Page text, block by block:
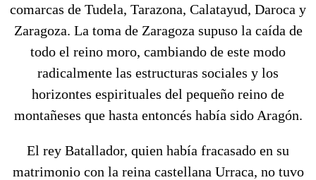
comarcas de Tudela, Tarazona, Calatayud, Daroca y
Zaragoza. La toma de Zaragoza supuso la caída de
todo el reino moro, cambiando de este modo
radicalmente las estructuras sociales y los
horizontes espirituales del pequeño reino de
montañeses que hasta entoncés había sido Aragón.
El rey Batallador, quien había fracasado en su
matrimonio con la reina castellana Urraca, no tuvo